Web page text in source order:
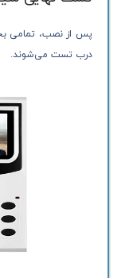
پس از نصب، تمامی
درب تست می‌شوند.